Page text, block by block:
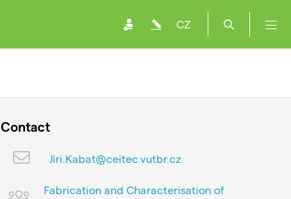
CZ
Contact
Jiri.Kabat@ceitec.vutbr.cz
Fabrication and Characterisation of